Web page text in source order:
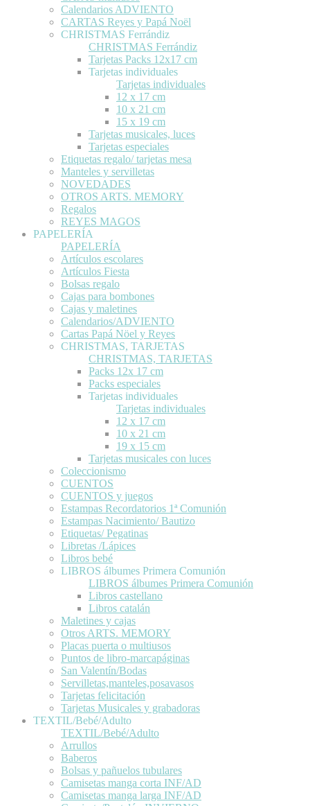
Calendarios ADVIENTO
CARTAS Reyes y Papá Noël
CHRISTMAS Ferrándiz
CHRISTMAS Ferrándiz
Tarjetas Packs 12x17 cm
Tarjetas individuales
Tarjetas individuales
12 x 17 cm
10 x 21 cm
15 x 19 cm
Tarjetas musicales, luces
Tarjetas especiales
Etiquetas regalo/ tarjetas mesa
Manteles y servilletas
NOVEDADES
OTROS ARTS. MEMORY
Regalos
REYES MAGOS
PAPELERÍA
PAPELERÍA
Artículos escolares
Artículos Fiesta
Bolsas regalo
Cajas para bombones
Cajas y maletines
Calendarios/ADVIENTO
Cartas Papá Nöel y Reyes
CHRISTMAS, TARJETAS
CHRISTMAS, TARJETAS
Packs 12x 17 cm
Packs especiales
Tarjetas individuales
Tarjetas individuales
12 x 17 cm
10 x 21 cm
19 x 15 cm
Tarjetas musicales con luces
Coleccionismo
CUENTOS
CUENTOS y juegos
Estampas Recordatorios 1ª Comunión
Estampas Nacimiento/ Bautizo
Etiquetas/ Pegatinas
Libretas /Lápices
Libros bebé
LIBROS álbumes Primera Comunión
LIBROS álbumes Primera Comunión
Libros castellano
Libros catalán
Maletines y cajas
Otros ARTS. MEMORY
Placas puerta o multiusos
Puntos de libro-marcapáginas
San Valentín/Bodas
Servilletas,manteles,posavasos
Tarjetas felicitación
Tarjetas Musicales y grabadoras
TEXTIL/Bebé/Adulto
TEXTIL/Bebé/Adulto
Arrullos
Baberos
Bolsas y pañuelos tubulares
Camisetas manga corta INF/AD
Camisetas manga larga INF/AD